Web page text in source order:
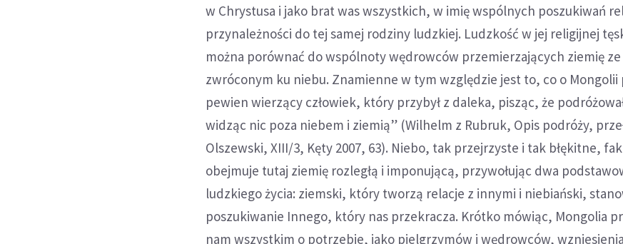
w Chrystusa i jako brat was wszystkich, w imię wspólnych poszukiwań
przynależności do tej samej rodziny ludzkiej. Ludzkość w jej religijnej
można porównać do wspólnoty wędrowców przemierzających ziemię
zwróconym ku niebu. Znamienne w tym względzie jest to, co o Mongolii
pewien wierzący człowiek, który przybył z daleka, pisząc, że
widząc nic poza niebem i ziemią” (Wilhelm z Rubruk, Opis podróży,
Olszewski, XIII/3, Kęty 2007, 63). Niebo, tak przejrzyste i tak błękitne,
obejmuje tutaj ziemię rozległą i imponującą, przywołując dwa
ludzkiego życia: ziemski, który tworzą relacje z innymi i niebiański,
poszukiwanie Innego, który nas przekracza. Krótko mówiąc, Mongolia
nam wszystkim o potrzebie, jako pielgrzymów i wędrowców,